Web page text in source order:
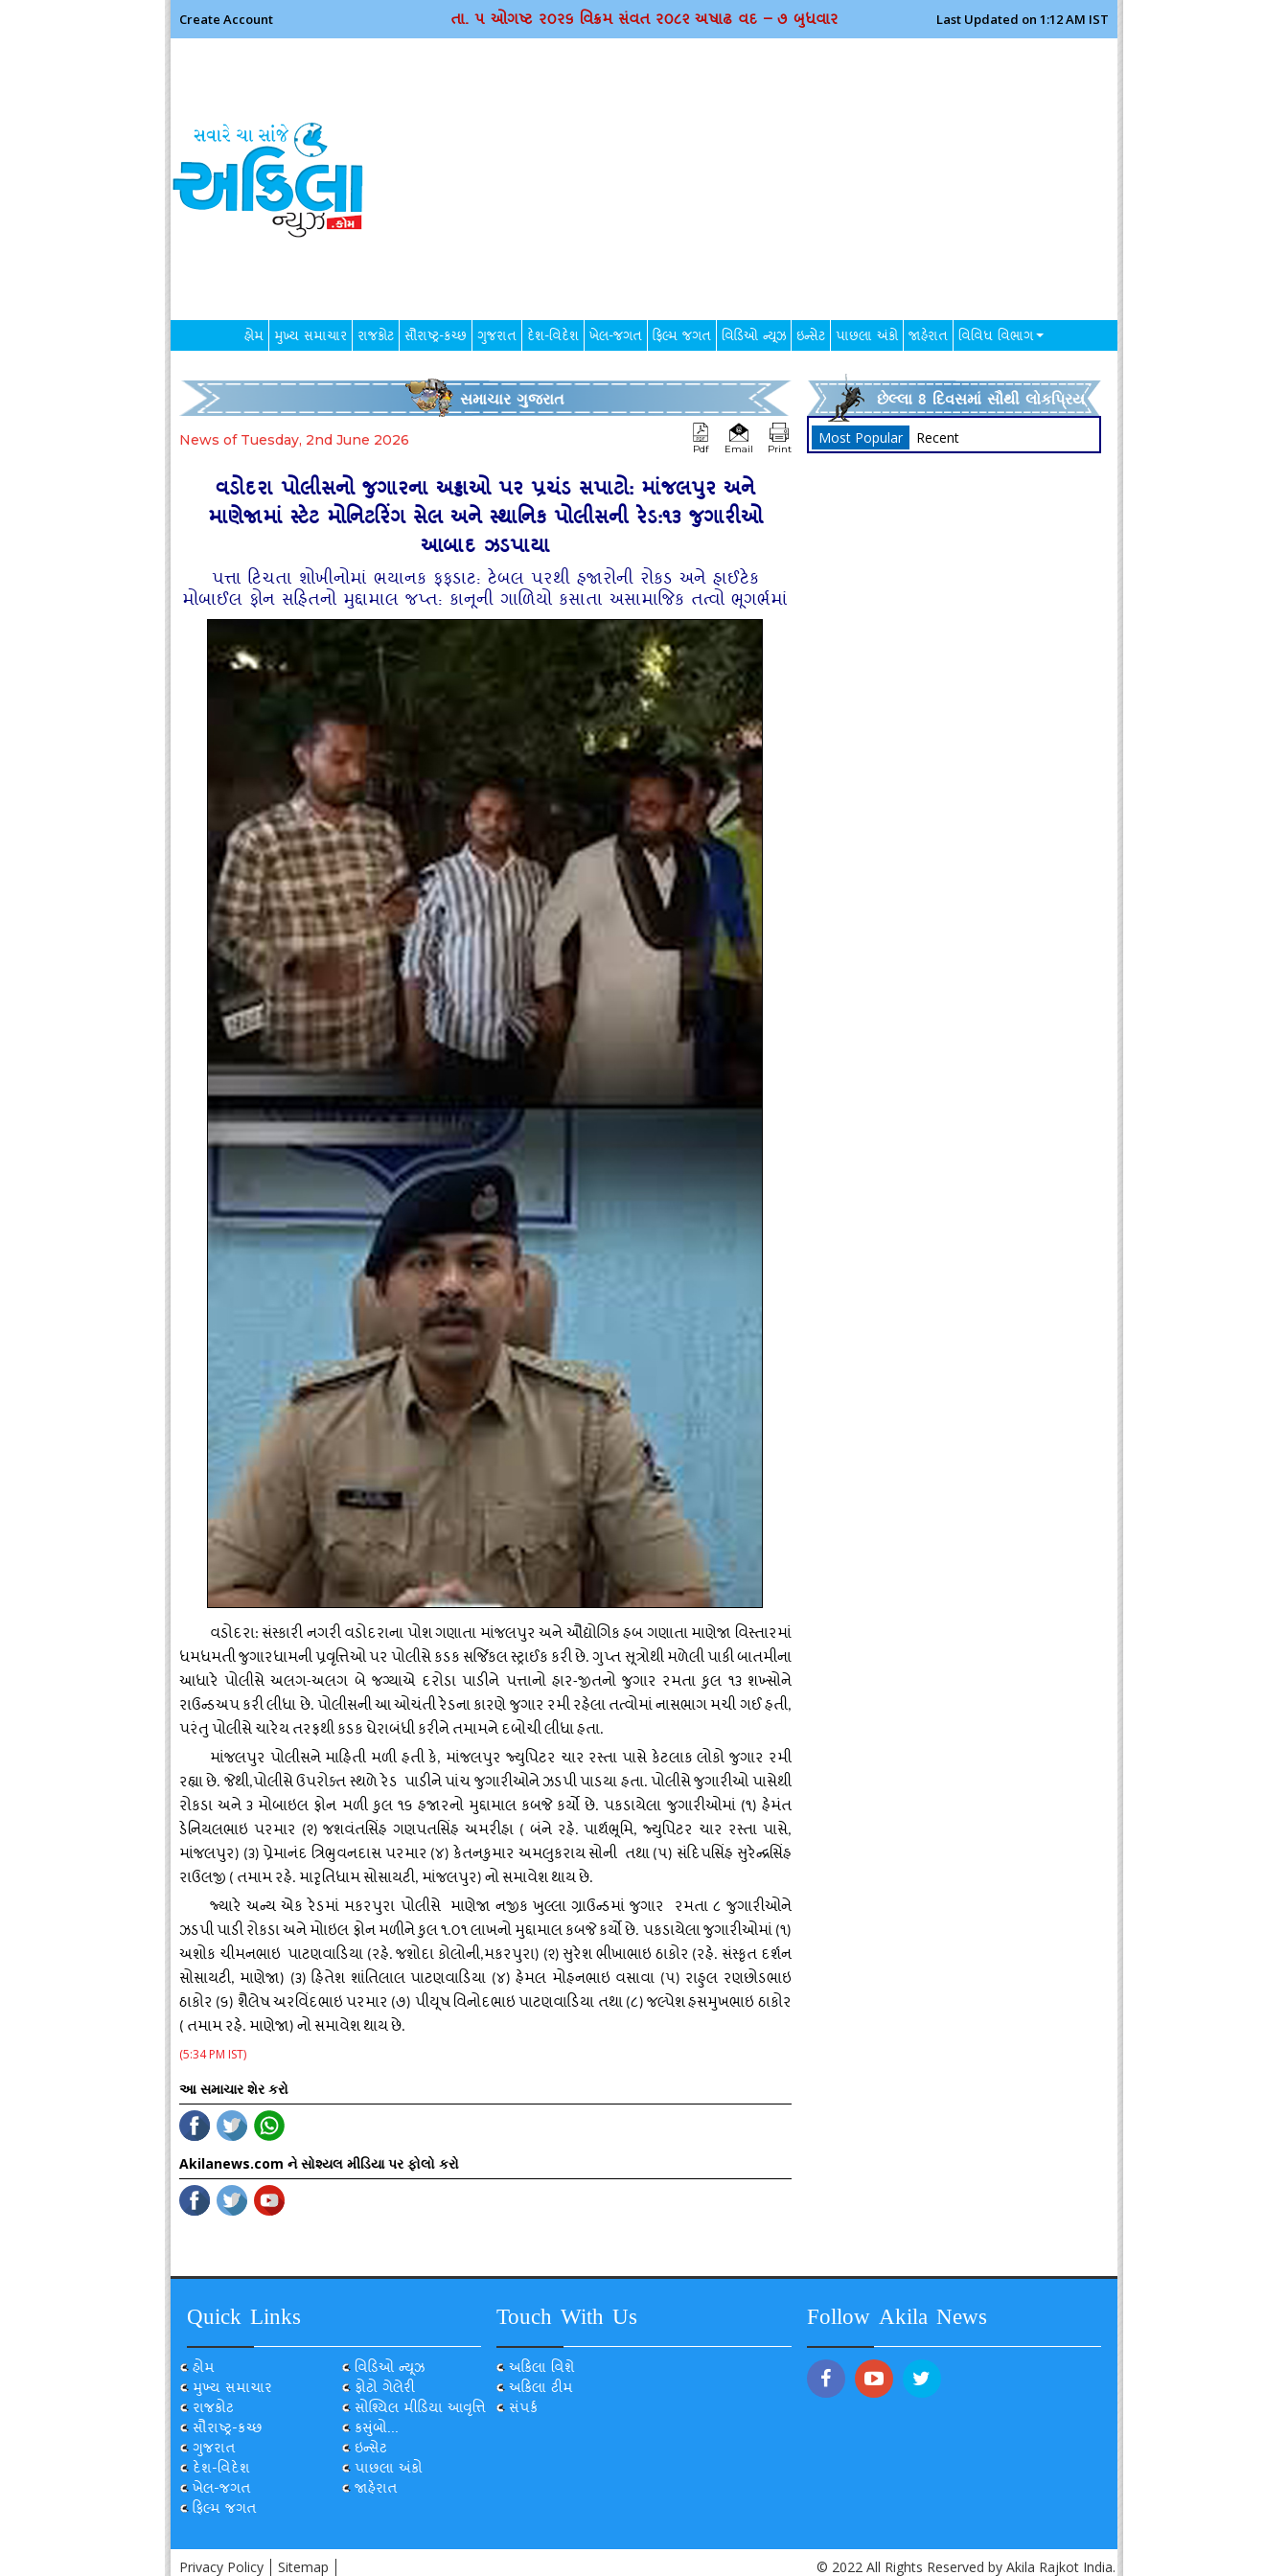
Create Account તા. ૫ ઓગષ્ટ ર૦ર૬ વિક્રમ સંવત ર૦૮૨ અષાઢ વદ – ૭ બુધવાર Last Updated on 1:12 AM IST
હોમ મુખ્ય સમાચાર રાજકોટ સૌરાષ્ટ્ર-કચ્છ ગુજરાત દેશ-વિદેશ ખેલ-જગત ફિલ્મ જગત વિડિઓ ન્યૂઝ ઇન્સેટ પાછલા અંકો જાહેરાત વિવિધ વિભાગ
સમાચાર ગુજરાત
News of Tuesday, 2nd June 2026
Pdf Email Print
વડોદરા પોલીસનો જુગારના અડ્ડાઓ પર પ્રચંડ સપાટો: માંજલપુર અને
માણેજામાં સ્ટેટ મોનિટરિંગ સેલ અને સ્થાનિક પોલીસની રેડ:૧૩ જુગારીઓ
આબાદ ઝડપાયા
પત્તા ટિચતા શોખીનોમાં ભયાનક ફફડાટ: ટેબલ પરથી હજારોની રોકડ અને હાઈટેક
મોબાઈલ ફોન સહિતનો મુદ્દામાલ જપ્ત: કાનૂની ગાળિયો કસાતા અસામાજિક તત્વો ભૂગર્ભમાં
વડોદરા: સંસ્કારીનગરીવડોદરાનાપોશગણાતા માંજલપુર અનેઔદ્યોગિકહબગણાતામાણેજા વિસ્તારમાં
ધમધમતીજુગારધામનીપ્રવૃત્તિઓપર પોલીસેકડક સર્જિકલસ્ટ્રાઈક કરીછે.ગુપ્ત સૂત્રોથીમળેલીપાકીબાતમીના
આધારે પોલીસે અલગ-અલગ બે જગ્યાએ દરોડા પાડીને પત્તાનો હાર-જીતનો જુગાર રમતા કુલ ૧૩ શખ્સોને
રાઉન્ડઅપકરીલીધાછે. પોલીસનીઆઓચંતીરેડનાકારણેજુગાર રમીરહેલાતત્વોમાંનાસભાગમચીગઈહતી,
પરંતુપોલીસેચારેયતરફથીકડક ઘેરાબંધીકરીનેતમામનેદબોચીલીધાહતા.
માંજલપુર પોલીસને માહિતી મળી હતી કે, માંજલપુર જ્યુપિટર ચાર રસ્તા પાસે કેટલાક લોકો જુગાર રમી
રહ્યાછે. જેથી,પોલીસેઉપરોક્તસ્થળેરેડ પાડીનેપાંચજુગારીઓનેઝડપીપાડયાહતા. પોલીસેજુગારીઓપાસેથી
રોકડા અને ૩ મોબાઇલ ફોન મળી કુલ ૧૬ હજારનો મુદ્દામાલ કબજે કર્યો છે. પકડાયેલા જુગારીઓમાં(૧) હેમંત
ડેનિયલભાઇ પરમાર (૨)જશવંતસિંહ ગણપતસિંહ અમરીહા ( બંને રહે. પાર્થભૂમિ,જ્યુપિટર ચાર રસ્તા પાસે,
માંજલપુર ) (૩) પ્રેમાનંદ ત્રિભુવનદાસપરમાર (૪) કેતનકુમાર અમલુકરાયસોની તથા(૫) સંદિપસિંહ સુરેન્દ્રસિંહ
રાઉલજી ( તમામરહે. મારૃતિધામસોસાયટી, માંજલપુર ) નોસમાવેશથાયછે.
જ્યારે અન્ય એક રેડમાં મકરપુરા પોલીસે માણેજા નજીક ખુલ્લા ગ્રાઉન્ડમાં જુગાર રમતા ૮ જુગારીઓને
ઝડપીપાડીરોકડાઅનેમોાઇલ ફોનમળીનેકુલ૧.૦૧લાખનોમુદ્દામાલકબજેકર્યોછે. પકડાયેલાજુગારીઓમાં(૧)
અશોક ચીમનભાઇ પાટણવાડિયા (રહે.જશોદા કોલોની,મકરપુરા) (૨) સુરેશભીખાભાઇ ઠાકોર (રહે. સંસ્કૃત દર્શન
સોસાયટી, માણેજા) (૩)હિતેશ શાંતિલાલ પાટણવાડિયા (૪)હેમલ મોહનભાઇ વસાવા (૫) રાહુલ રણછોડભાઇ
ઠાકોર (૬) શૈલેષઅરવિંદભાઇપરમાર (૭) પીયૂષવિનોદભાઇપાટણવાડિયા તથા(૮)જલ્પેશહસમુખભાઇ ઠાકોર
( તમામરહે. માણેજા) નોસમાવેશથાયછે.
(5:34 PM IST)
આ સમાચાર શેર કરો
Akilanews.com ને સોશ્યલ મીડિયા પર ફોલો કરો
છેલ્લા 8 દિવસમાં સૌથી લોકપ્રિય
Most Popular Recent
Quick Links
હોમ
મુખ્ય સમાચાર
રાજકોટ
સૌરાષ્ટ્ર-કચ્છ
ગુજરાત
દેશ-વિદેશ
ખેલ-જગત
ફિલ્મ જગત
વિડિઓ ન્યૂઝ
ફોટો ગેલેરી
સોશ્યિલ મીડિયા આવૃત્તિ
કસુંબો...
ઇન્સેટ
પાછલા અંકો
જાહેરાત
Touch With Us
અકિલા વિશે
અકિલા ટીમ
સંપર્ક
Follow Akila News
Privacy Policy Sitemap © 2022 All Rights Reserved by Akila Rajkot India.